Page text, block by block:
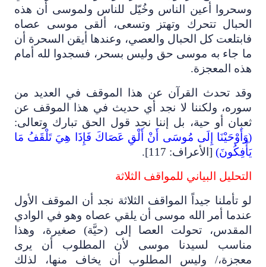
وسحروا أعين الناس وخُيّل للناس ولموسى أن هذه
الحبال تتحرك وتهتز وتسعى، ألقى موسى عصاه
فابتلعت كل الحبال والعصي، وعندها أيقن السحرة أن
ما جاء به موسى حق وليس بسحر، فسجدوا لله أمام
هذه المعجزة.
وقد تحدث القرآن عن هذا الموقف في العديد من
سوره، ولكننا لا نجد أي حديث في هذا الموقف عن
ثعبان أو حية، بل إننا نجد قول الحق تبارك وتعالى:
(وَأَوْحَيْنَا إِلَى مُوسَى أَنْ أَلْقِ عَصَاكَ فَإِذَا هِيَ تَلْقَفُ مَا
يَأْفِكُونَ) [الأعراف: 117].
التحليل البياني للمواقف الثلاثة
لو تأملنا جيداً المواقف الثلاثة نجد أن الموقف الأول
عندما أمر الله موسى أن يلقي عصاه وهو في الوادي
المقدس، تحولت العصا إلى (حيَّة) صغيرة، وهذا
مناسب لسيدنا موسى لأن المطلوب أن يرى
معجزة،/ وليس المطلوب أن يخاف منها، لذلك